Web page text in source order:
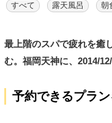
すべて 露天風呂 朝
最上階のスパで疲れを癒
む。福岡天神に、2014/
予約できるプラ